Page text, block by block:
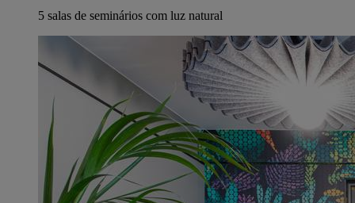
5 salas de seminários com luz natural